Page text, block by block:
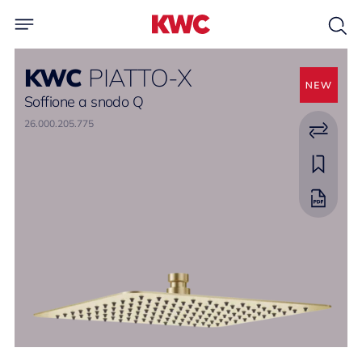
KWC PIATTO-X
Soffione a snodo Q
26.000.205.775